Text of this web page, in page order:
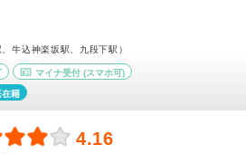
牛込神楽坂駅、九段下駅）
マイナ受付 (スマホ可)
在籍
4.16